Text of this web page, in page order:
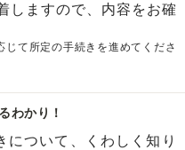
しますので、内容をお確
て所定の手続きを進めてくださ
わかり！
について、くわしく知り